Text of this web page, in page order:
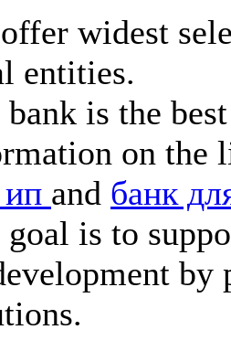
widest
entities.
bank is the
on the
and банк
goal is to